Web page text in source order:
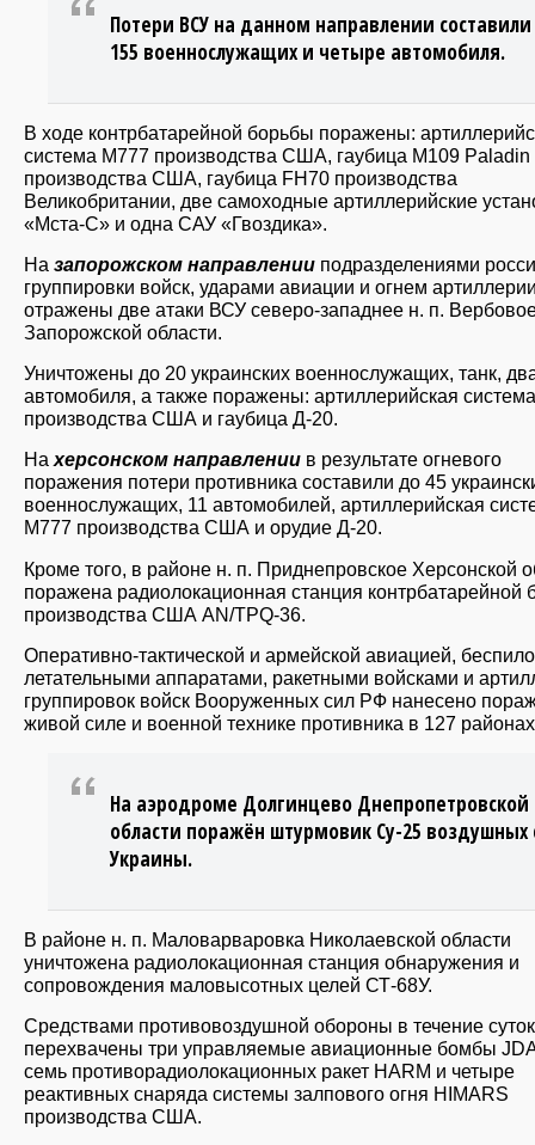
Потери ВСУ на данном направлении
155 военнослужащих и четыре автомобиля.
В ходе контрбатарейной борьбы поражены:
система М777 производства США, гаубица М109 Paladin
производства США, гаубица FH70 производства
Великобритании, две самоходные артиллерийские
«Мста-C» и одна САУ «Гвоздика».
На запорожском направлении подразделениями
группировки войск, ударами авиации и огнем
отражены две атаки ВСУ северо-западнее н. п.
Запорожской области.
Уничтожены до 20 украинских военнослужащих, танк,
автомобиля, а также поражены: артиллерийская
производства США и гаубица Д-20.
На херсонском направлении в результате огневого
поражения потери противника составили до 45
военнослужащих, 11 автомобилей, артиллерийская
М777 производства США и орудие Д-20.
Кроме того, в районе н. п. Приднепровское Херсонской
поражена радиолокационная станция контрбатарейной
производства США AN/TPQ-36.
Оперативно-тактической и армейской авиацией,
летательными аппаратами, ракетными войсками и
группировок войск Вооруженных сил РФ нанесено
живой силе и военной технике противника в 127
На аэродроме Долгинцево Днепропетровской
области поражён штурмовик Су-25 воздушных
Украины.
В районе н. п. Маловарваровка Николаевской области
уничтожена радиолокационная станция обнаружения и
сопровождения маловысотных целей СТ-68У.
Средствами противовоздушной обороны в течение суток
перехвачены три управляемые авиационные бомбы
семь противорадиолокационных ракет HARM и четыре
реактивных снаряда системы залпового огня HIMARS
производства США.